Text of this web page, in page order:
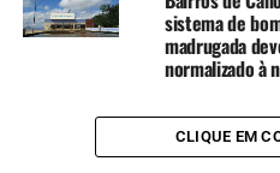
TÓPICOS RELACIONADOS:
Em Canoas, 100 mil imóveis
sistema de
madrugada
normalizado à
CLIQUE EM